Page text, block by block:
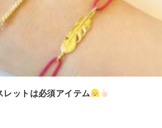
レットは必須アイテム